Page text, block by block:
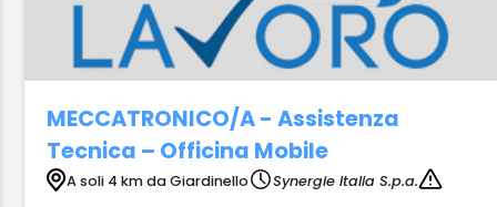
MECCATRONICO/A - Assistenza
Tecnica – Officina Mobile
A soli 4 km da Giardinello
Synergie Italia S.p.a.